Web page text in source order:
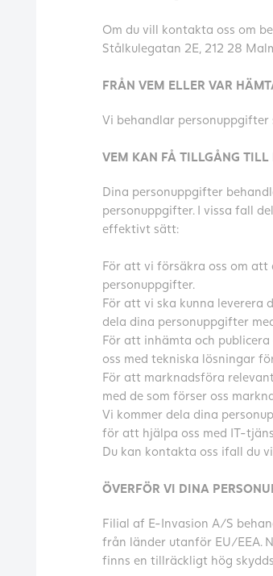
Om du vill kontakta oss om
Stålkulegatan 2E, 212 28
FRÅN VEM ELLER VAR
Vi behandlar personuppgifter
VEM KAN FÅ TILLGÅNG TILL
Dina personuppgifter
personuppgifter. I vissa fall
effektivt sätt:
För att vi försäkra oss om
personuppgifter.
För att vi ska kunna leverera
dela dina personuppgifter
För att inhämta och
oss med tekniska lösningar
För att marknadsföra
med de som förser oss
Vi kommer dela dina
för att hjälpa oss med IT-
Du kan kontakta oss ifall du
ÖVERFÖR VI DINA
Filial af E-Invasion A/S
från länder utanför EU/EEA.
finns en tillräckligt hög